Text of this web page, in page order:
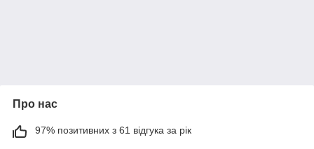
Про нас
97% позитивних з 61 відгука за рік